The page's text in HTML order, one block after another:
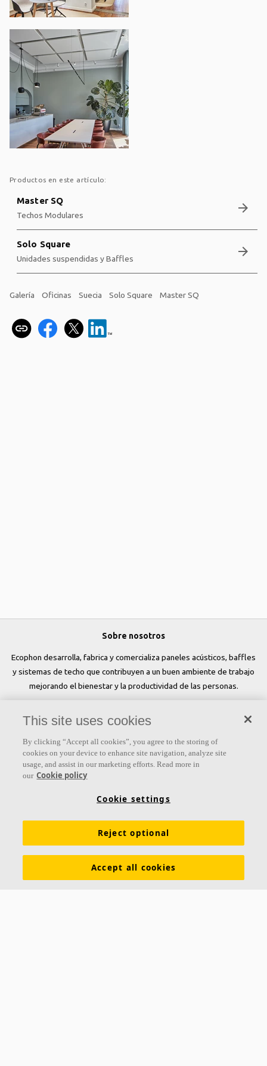
Productos en este artículo:
Master SQ
Techos Modulares arrow_forward
Solo Square
Unidades suspendidas y Baffles arrow_forward
Galería Oficinas Suecia Solo Square Master SQ
Sobre nosotros
Ecophon desarrolla, fabrica y comercializa paneles acústicos, baffles
y sistemas de techo que contribuyen a un buen ambiente de trabajo
mejorando el bienestar y la productividad de las personas.
Links
Propiedades funcionales Glosario
Ventilación Difusa Descargar catálogos
This site uses cookies
By clicking “Accept all cookies”, you agree to the storing of
cookies on your device to enhance site navigation, analyze site
usage, and assist in our marketing efforts. Read more in
our Cookie policy
Cookie settings
Reject optional
Accept all cookies